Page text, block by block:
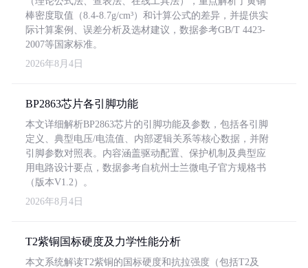
棒密度取值（8.4-8.7g/cm³）和计算公式的差异，并提供实
际计算案例、误差分析及选材建议，数据参考GB/T 4423-
2007等国家标准。
2026年8月4日
BP2863芯片各引脚功能
本文详细解析BP2863芯片的引脚功能及参数，包括各引脚
定义、典型电压/电流值、内部逻辑关系等核心数据，并附
引脚参数对照表。内容涵盖驱动配置、保护机制及典型应
用电路设计要点，数据参考自杭州士兰微电子官方规格书
（版本V1.2）。
2026年8月4日
T2紫铜国标硬度及力学性能分析
本文系统解读T2紫铜的国标硬度和抗拉强度（包括T2及